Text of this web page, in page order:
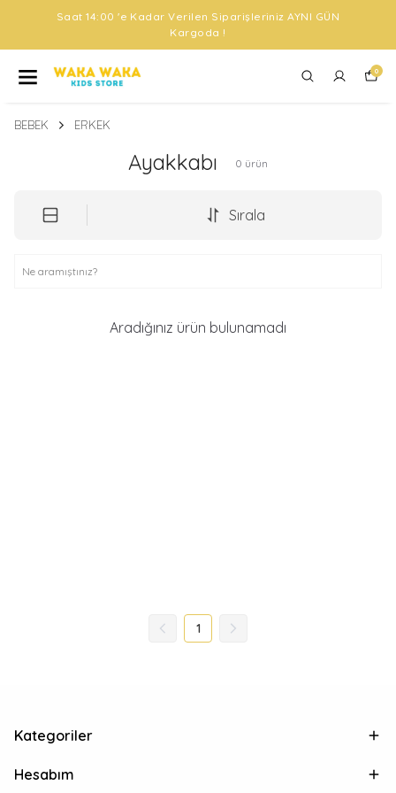
Saat 14:00 'e Kadar Verilen Siparişleriniz AYNI GÜN
Kargoda !
0
BEBEK ERKEK
Ayakkabı 0 ürün
Sırala
Aradığınız ürün bulunamadı
1
Kategoriler
Hesabım